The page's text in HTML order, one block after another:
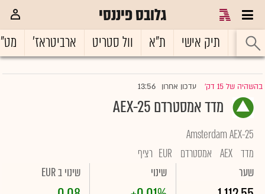
גלובס פיננסי
ראשי תיק אישי ת"א וול סטריט ארביטראז'
בהשהיה של 15 דק' |עדכון אחרון 13:56
מדד אמסטרדם AEX-25
Amsterdam AEX-25
מדד AEX אמסטרדם EUR רציף
שער
שינוי שינוי ב EUR